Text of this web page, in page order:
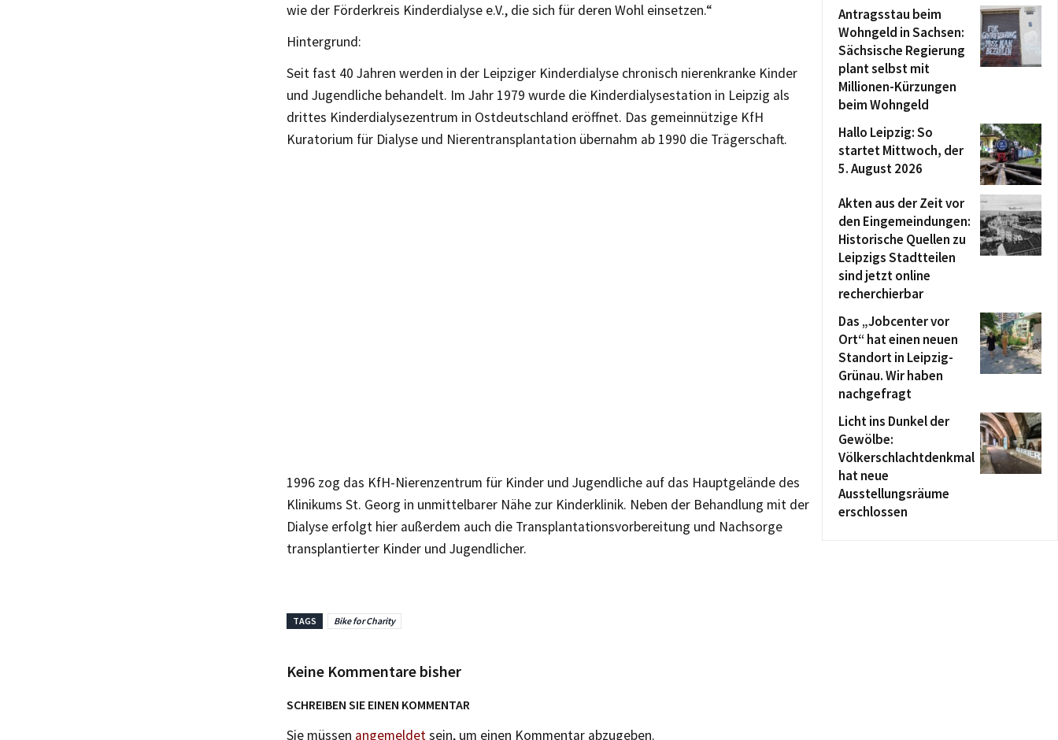
wie der Förderkreis Kinderdialyse e.V., die sich für deren Wohl einsetzen.“
Hintergrund:
Seit fast 40 Jahren werden in der Leipziger Kinderdialyse chronisch nierenkranke Kinder
und Jugendliche behandelt. Im Jahr 1979 wurde die Kinderdialysestation in Leipzig als
drittes Kinderdialysezentrum in Ostdeutschland eröffnet. Das gemeinnützige KfH
Kuratorium für Dialyse und Nierentransplantation übernahm ab 1990 die Trägerschaft.
1996 zog das KfH-Nierenzentrum für Kinder und Jugendliche auf das Hauptgelände des
Klinikums St. Georg in unmittelbarer Nähe zur Kinderklinik. Neben der Behandlung mit der
Dialyse erfolgt hier außerdem auch die Transplantationsvorbereitung und Nachsorge
transplantierter Kinder und Jugendlicher.
TAGS Bike for Charity
Keine Kommentare bisher
SCHREIBEN SIE EINEN KOMMENTAR
Sie müssen angemeldetsein, um einen Kommentar abzugeben.
Antragsstau beim
Wohngeld in Sachsen:
Sächsische Regierung
plant selbst mit
Millionen-Kürzungen
beim Wohngeld
Hallo Leipzig: So
startet Mittwoch, der
5. August 2026
Akten aus der Zeit vor
den Eingemeindungen:
Historische Quellen zu
Leipzigs Stadtteilen
sind jetzt online
recherchierbar
Das „Jobcenter vor
Ort“ hat einen neuen
Standort in Leipzig-
Grünau. Wir haben
nachgefragt
Licht ins Dunkel der
Gewölbe:
Völkerschlachtdenkmal
hat neue
Ausstellungsräume
erschlossen